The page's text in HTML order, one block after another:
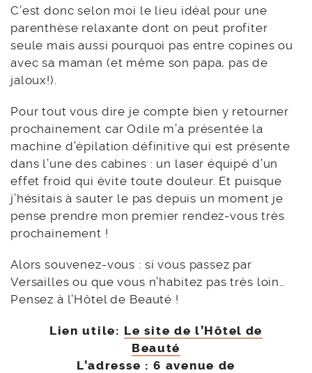
C’est donc selon moi le lieu idéal pour une
parenthèse relaxante dont on peut profiter
seule mais aussi pourquoi pas entre copines ou
avec sa maman (et même son papa, pas de
jaloux!).
Pour tout vous dire je compte bien y retourner
prochainement car Odile m’a présentée la
machine d’épilation définitive qui est présente
dans l’une des cabines : un laser équipé d’un
effet froid qui évite toute douleur. Et puisque
j’hésitais à sauter le pas depuis un moment je
pense prendre mon premier rendez-vous très
prochainement !
Alors souvenez-vous : si vous passez par
Versailles ou que vous n’habitez pas très loin…
Pensez à l’Hôtel de Beauté !
Lien utile: Le site de l’Hôtel de
Beauté
L’adresse :6 avenue de